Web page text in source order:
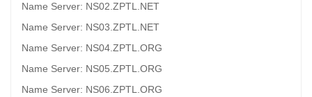
Name Server: NS02.ZPTL.NET
Name Server: NS03.ZPTL.NET
Name Server: NS04.ZPTL.ORG
Name Server: NS05.ZPTL.ORG
Name Server: NS06.ZPTL.ORG